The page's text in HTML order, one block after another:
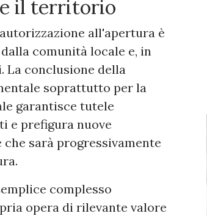
il territorio
all'apertura è
comunità locale e, in
conclusione della
soprattutto per la
garantisce tutele
e prefigura nuove
sarà progressivamente
complesso
opera di rilevante valore